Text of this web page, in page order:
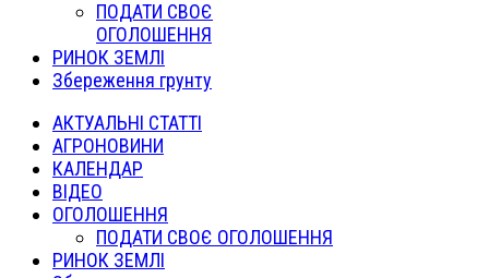
ПОДАТИ СВОЄ
ОГОЛОШЕННЯ
РИНОК ЗЕМЛІ
Збереження грунту
АКТУАЛЬНІ СТАТТІ
АГРОНОВИНИ
КАЛЕНДАР
ВІДЕО
ОГОЛОШЕННЯ
ПОДАТИ СВОЄ ОГОЛОШЕННЯ
РИНОК ЗЕМЛІ